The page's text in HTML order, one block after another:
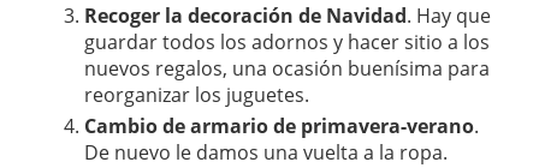
Recoger la decoración de Navidad. Hay que
guardar todos los adornos y hacer sitio a los
nuevos regalos, una ocasión buenísima para
reorganizar los juguetes.
Cambio de armario de primavera-verano.
De nuevo le damos una vuelta a la ropa.